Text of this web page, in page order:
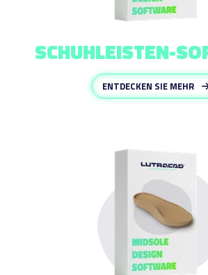
SCHUHLEISTEN-
ENTDECKEN SIE MEHR